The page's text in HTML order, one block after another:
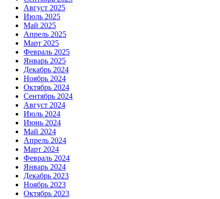
Август 2025
Июль 2025
Май 2025
Апрель 2025
Март 2025
Февраль 2025
Январь 2025
Декабрь 2024
Ноябрь 2024
Октябрь 2024
Сентябрь 2024
Август 2024
Июль 2024
Июнь 2024
Май 2024
Апрель 2024
Март 2024
Февраль 2024
Январь 2024
Декабрь 2023
Ноябрь 2023
Октябрь 2023